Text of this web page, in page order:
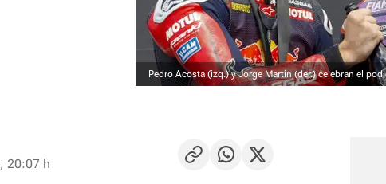
Pedro Acosta (izq.) y Jorge Martín (der.) celebran el
20:07 h